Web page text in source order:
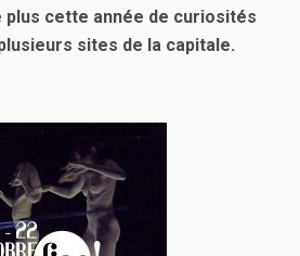
cette année de curiosités
sites de la capitale.